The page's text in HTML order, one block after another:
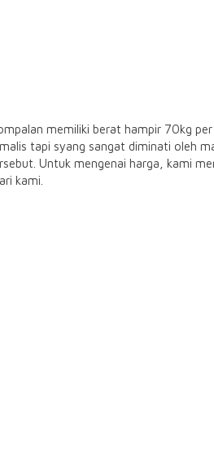
memiliki berat hampir 70kg per
tapi syang sangat diminati oleh
Untuk mengenai harga, kami
kami.